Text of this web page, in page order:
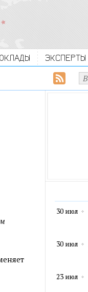
ЭКСПЕРТЫ
30 июл
30 июл
23 июл